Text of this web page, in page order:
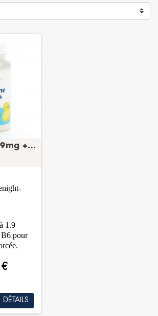
Mélatonine 1,9mg + vitamine B6 60 losanges...
1.9
pour
DÉTAILS